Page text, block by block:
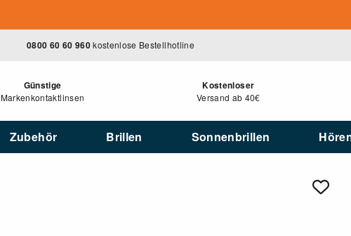
0800 60 60 960kostenlose Bestellhotline
Günstige
Markenkontaktlinsen
Kostenloser
Versand ab 40€
Zubehör Brillen Sonnenbrillen